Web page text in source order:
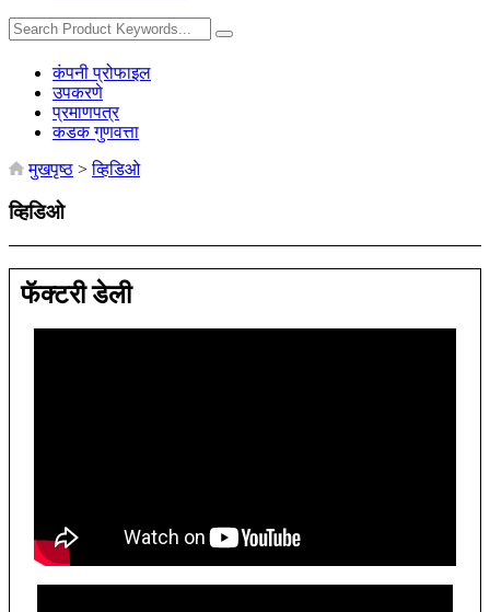
कंपनी प्रोफाइल
उपकरणे
प्रमाणपत्र
कडक गुणवत्ता
मुखपृष्ठ >व्हिडिओ
व्हिडिओ
फॅक्टरी डेली